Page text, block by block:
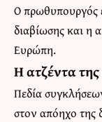
Ο πρωθυπουργός
διαβίωσης και η
Ευρώπη.
Η ατζέντα
Πεδία
στον απόηχο